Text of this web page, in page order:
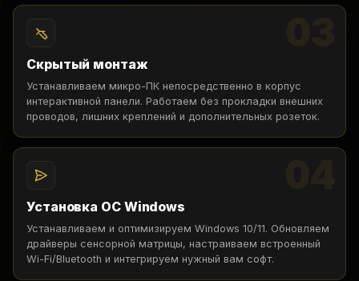
Скрытый монтаж
Устанавливаем микро-ПК непосредственно в корпус
интерактивной панели. Работаем без прокладки внешних
проводов, лишних креплений и дополнительных розеток.
Установка ОС Windows
Устанавливаем и оптимизируем Windows 10/11. Обновляем
драйверы сенсорной матрицы, настраиваем встроенный
Wi-Fi/Bluetooth и интегрируем нужный вам софт.